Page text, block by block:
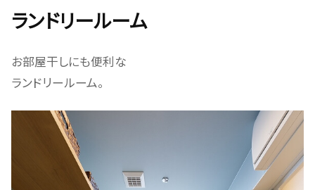
ランドリールーム
お部屋干しにも便利な
ランドリールーム。